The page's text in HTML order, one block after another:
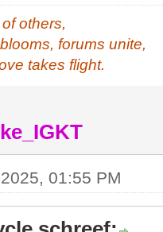
others,
forums unite,
takes flight.
01:55 PM